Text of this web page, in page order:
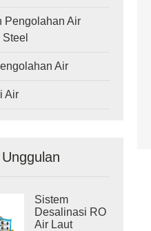
Pengolahan Air
Air
Air
Sistem
Desalinasi RO
Air Laut